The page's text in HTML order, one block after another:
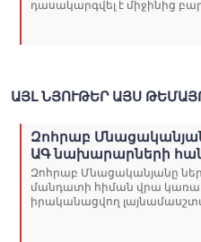
դասակարգվել է միջինից
ԱՅԼ ՆՅՈՒԹԵՐ ԱՅՍ
Զոհրաբ
ԱԳ նախարարների
Զոհրաբ Մնացականյանը
մանդատի հիման վրա
իրականացվող